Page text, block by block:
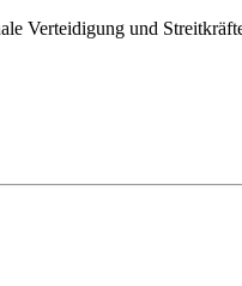
Vertei­digung und